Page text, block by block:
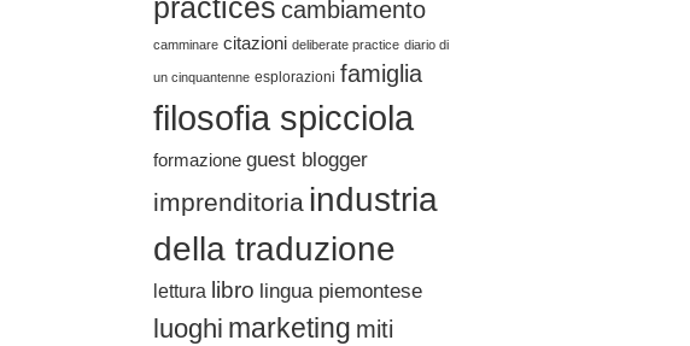
practices cambiamento
camminare citazioni deliberate practice diario di
un cinquantenne esplorazioni famiglia
filosofia spicciola
formazione guest blogger
imprenditoria industria
della traduzione
lettura libro lingua piemontese
luoghi marketing miti